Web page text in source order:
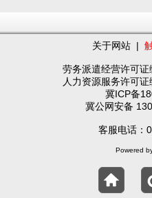
关于网站 |
劳务派遣经营许可
人力资源服务许可
冀ICP备
冀公网安备
客服电话：
Powered